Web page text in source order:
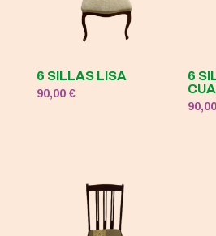
6 SILLAS LISA
90,00 €
6